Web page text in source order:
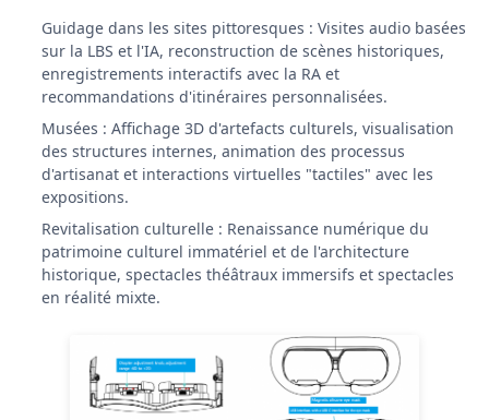
Guidage dans les sites pittoresques : Visites audio basées
sur la LBS et l'IA, reconstruction de scènes historiques,
enregistrements interactifs avec la RA et
recommandations d'itinéraires personnalisées.
Musées : Affichage 3D d'artefacts culturels, visualisation
des structures internes, animation des processus
d'artisanat et interactions virtuelles "tactiles" avec les
expositions.
Revitalisation culturelle : Renaissance numérique du
patrimoine culturel immatériel et de l'architecture
historique, spectacles théâtraux immersifs et spectacles
en réalité mixte.